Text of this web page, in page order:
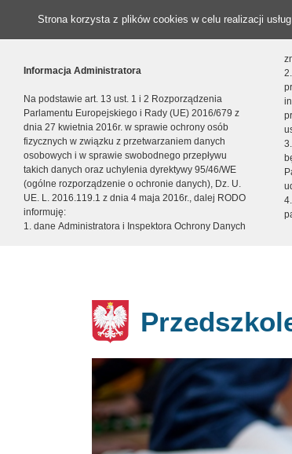
Strona korzysta z plików cookies w celu realizacji
Informacja Administratora
Na podstawie art. 13 ust. 1 i 2 Rozporządzenia
Parlamentu Europejskiego i Rady (UE) 2016/679 z
dnia 27 kwietnia 2016r. w sprawie ochrony osób
fizycznych w związku z przetwarzaniem danych
osobowych i w sprawie swobodnego przepływu
takich danych oraz uchylenia dyrektywy 95/46/WE
(ogólne rozporządzenie o ochronie danych), Dz. U.
UE. L. 2016.119.1 z dnia 4 maja 2016r., dalej RODO
informuję:
1. dane Administratora i Inspektora Ochrony Danych